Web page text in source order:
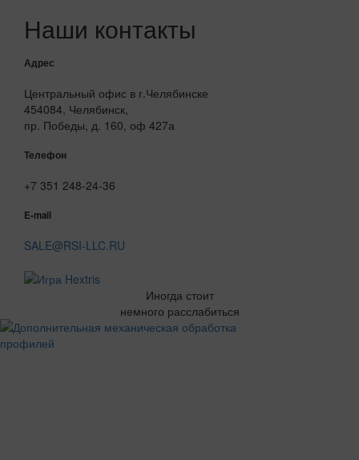
Наши контакты
Адрес
Центральный офис в г.Челябинске
454084, Челябинск,
пр. Победы, д. 160, оф 427а
Телефон
+7 351 248-24-36
E-mail
SALE@RSI-LLC.RU
Иногда стоит
немного расслабиться